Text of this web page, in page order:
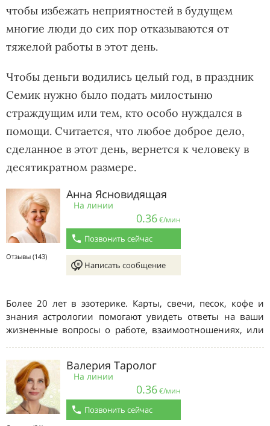
чтобы избежать неприятностей в будущем
многие люди до сих пор отказываются от
тяжелой работы в этот день.
Чтобы деньги водились целый год, в праздник
Семик нужно было подать милостыню
страждущим или тем, кто особо нуждался в
помощи. Считается, что любое доброе дело,
сделанное в этот день, вернется к человеку в
десятикратном размере.